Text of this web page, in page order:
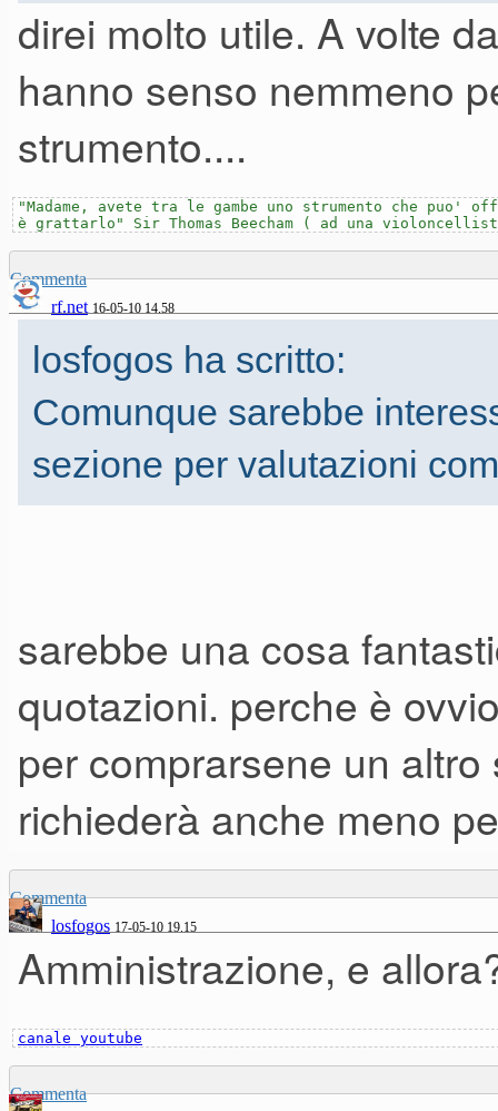
Così quando capiti con un
a 700 euro solo perchè
praticamente quanto un
conto.
Non sarebbe comodo?
direi molto utile. A volte
hanno senso nemmeno
strumento....
"Madame, avete tra le gambe uno strumento che
è grattarlo" Sir Thomas Beecham ( ad una
Commenta
rf.net 16-05-10 14.58
losfogos ha scritto:
Comunque sarebbe
sezione per valutazioni
sarebbe una cosa
quotazioni. perche è
per comprarsene un
richiederà anche meno
Commenta
losfogos 17-05-10 19.15
Amministrazione, e
canale youtube
Commenta